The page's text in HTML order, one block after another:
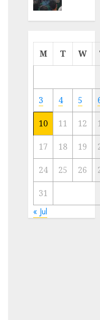
Cermin
Ibu
Kota
23/11/
M T W
3 4 5
10 11 12
17 18 19
24 25 26
31
« Jul